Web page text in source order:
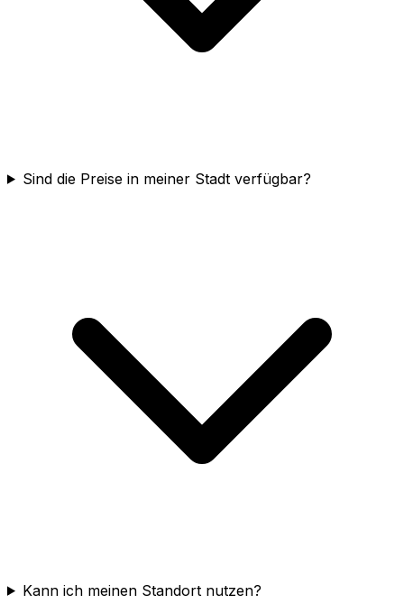
Sind die Preise in meiner Stadt verfügbar?
Kann ich meinen Standort nutzen?